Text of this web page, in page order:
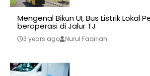
Mengenal Bikun UI, Bus Listrik Lokal
beroperasi di Jalur TJ
3 years ago Nurul Faqiriah